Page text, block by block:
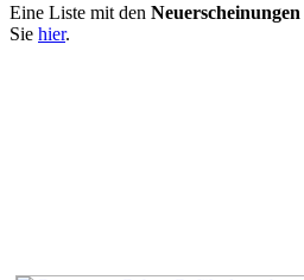
Eine Liste mit den Neuerscheinungen
Sie hier.